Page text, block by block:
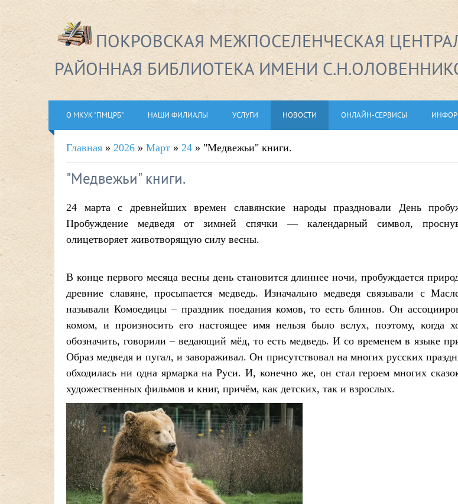
ПОКРОВСКАЯ МЕЖПОСЕЛЕНЧЕСКАЯ
РАЙОННАЯ БИБЛИОТЕКА ИМЕНИ
О МКУК "ПМЦРБ" НАШИ ФИЛИАЛЫ УСЛУГИ НОВОСТИ ОНЛАЙН-СЕРВИСЫ
Главная » 2026 » Март » 24 » "Медвежьи" книги.
"Медвежьи" книги.
24 марта с древнейших времен славянские народы праздновали День
Пробуждение медведя от зимней спячки — календарный символ,
олицетворяет животворящую силу весны.
В конце первого месяца весны день становится длиннее ночи, пробуждается
древние славяне, просыпается медведь. Изначально медведя связывали с
называли Комоедицы – праздник поедания комов, то есть блинов. Он
комом, и произносить его настоящее имя нельзя было вслух, поэтому, когда
обозначить, говорили – ведающий мёд, то есть медведь. И со временем в языке
Образ медведя и пугал, и завораживал. Он присутствовал на многих русских
обходилась ни одна ярмарка на Руси. И, конечно же, он стал героем многих
художественных фильмов и книг, причём, как детских, так и взрослых.